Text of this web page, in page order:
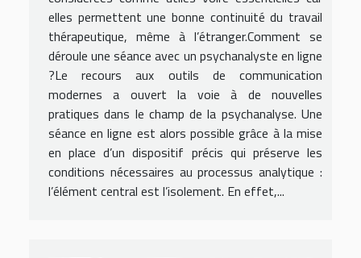
elles permettent une bonne continuité du travail
thérapeutique, même à l’étranger.Comment se
déroule une séance avec un psychanalyste en ligne
?Le recours aux outils de communication
modernes a ouvert la voie à de nouvelles
pratiques dans le champ de la psychanalyse. Une
séance en ligne est alors possible grâce à la mise
en place d’un dispositif précis qui préserve les
conditions nécessaires au processus analytique :
l’élément central est l’isolement. En effet,...